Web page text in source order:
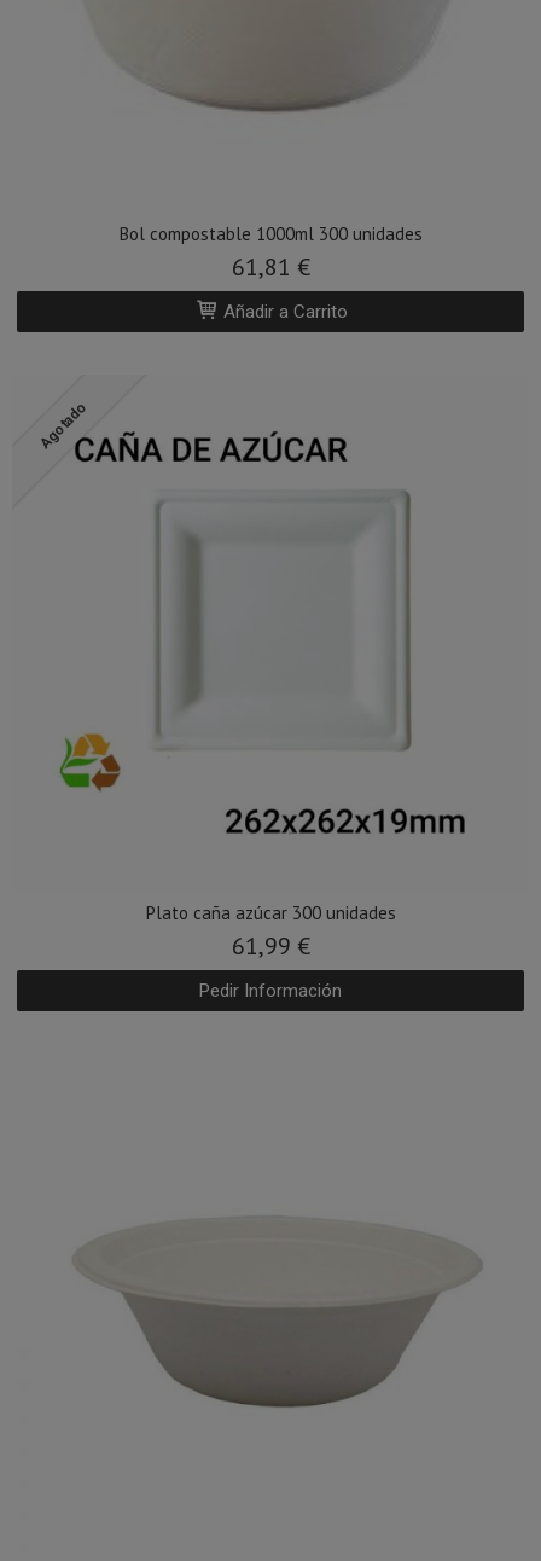
Bol compostable 1000ml 300 unidades
61,81 €
Añadir a Carrito
Agotado
Plato caña azúcar 300 unidades
61,99 €
Pedir Información